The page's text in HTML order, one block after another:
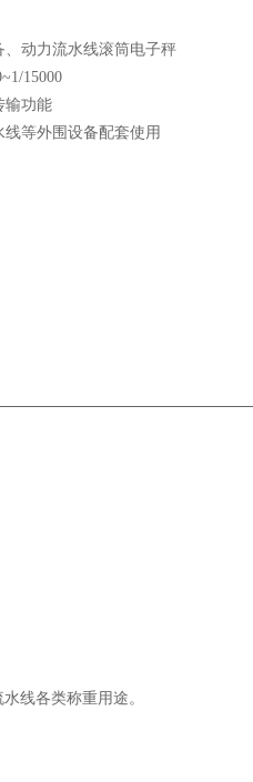
、动力流水线滚筒电子秤
15000
输功能
等外围设备配套使用
线各类称重用途。